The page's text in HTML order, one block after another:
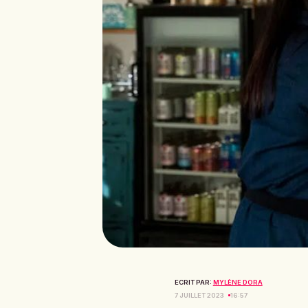
ECRIT PAR: MYLÈNE DORA
7 JUILLET 2023
16:57